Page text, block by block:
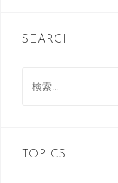
ビ
ー
ン
SEARCH
索:
TOPICS